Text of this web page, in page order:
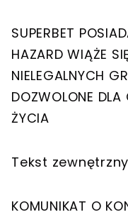
SUPERBET
HAZARD WIĄŻE
NIELEGALNYCH
DOZWOLONE DLA
ŻYCIA
Tekst zewnętrzny
KOMUNIKAT O